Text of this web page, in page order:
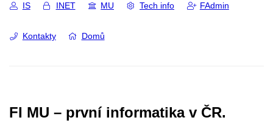
IS INET MU Tech info FAdmin
Kontakty Domů
FI MU – první informatika v ČR.